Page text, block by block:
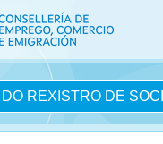
REXISTRO DE